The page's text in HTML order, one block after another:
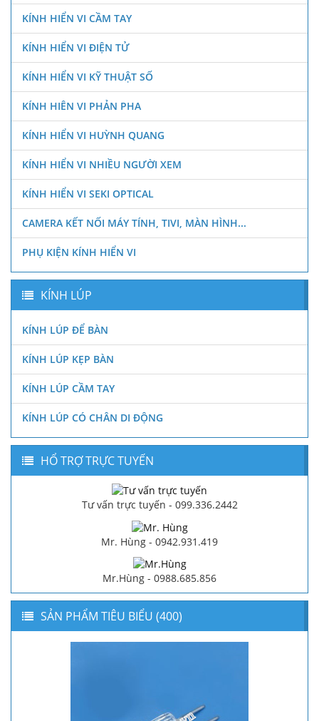
KÍNH HIỂN VI CẦM TAY
KÍNH HIỂN VI ĐIỆN TỬ
KÍNH HIỂN VI KỸ THUẬT SỐ
KÍNH HIÊN VI PHẢN PHA
KÍNH HIỂN VI HUỲNH QUANG
KÍNH HIỂN VI NHIỀU NGƯỜI XEM
KÍNH HIỂN VI SEKI OPTICAL
CAMERA KẾT NỐI MÁY TÍNH, TIVI, MÀN HÌNH...
PHỤ KIỆN KÍNH HIỂN VI
KÍNH LÚP
KÍNH LÚP ĐỂ BÀN
KÍNH LÚP KẸP BÀN
KÍNH LÚP CẦM TAY
KÍNH LÚP CÓ CHÂN DI ĐỘNG
HỔ TRỢ TRỰC TUYẾN
Tư vấn trực tuyến - 099.336.2442
Mr. Hùng - 0942.931.419
Mr.Hùng - 0988.685.856
SẢN PHẨM TIÊU BIỂU (400)